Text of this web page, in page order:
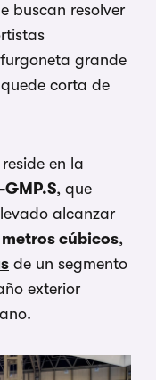
buscan resolver
grande
corta de
en la
GMP.S, que
alcanzar
metros cúbicos,
de un segmento
exterior